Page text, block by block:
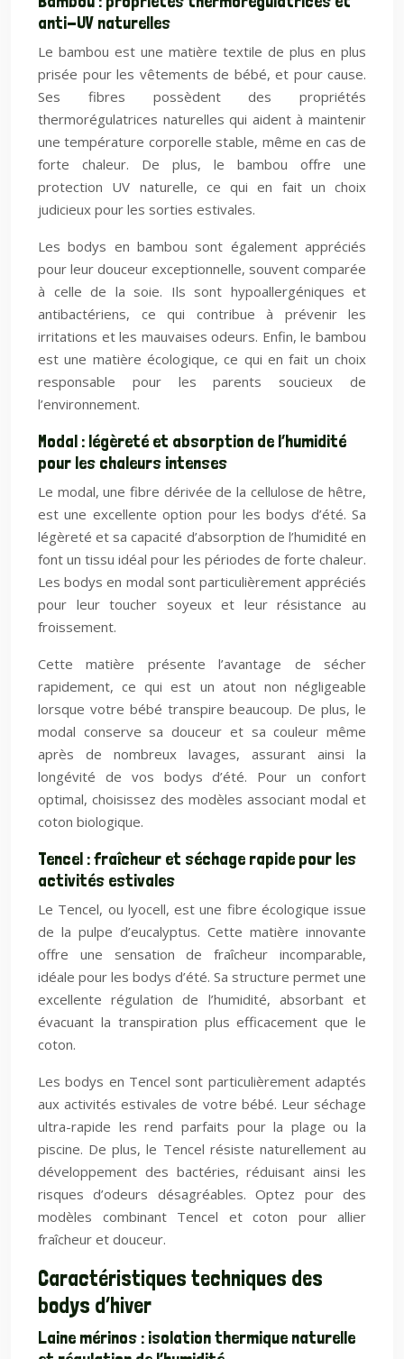
anti-UV naturelles
Le bambou est une matière textile de plus en plus
prisée pour les vêtements de bébé, et pour cause.
Ses fibres possèdent des propriétés
thermorégulatrices naturelles qui aident à maintenir
une température corporelle stable, même en cas de
forte chaleur. De plus, le bambou offre une
protection UV naturelle, ce qui en fait un choix
judicieux pour les sorties estivales.
Les bodys en bambou sont également appréciés
pour leur douceur exceptionnelle, souvent comparée
à celle de la soie. Ils sont hypoallergéniques et
antibactériens, ce qui contribue à prévenir les
irritations et les mauvaises odeurs. Enfin, le bambou
est une matière écologique, ce qui en fait un choix
responsable pour les parents soucieux de
l’environnement.
Modal : légèreté et absorption de l’humidité
pour les chaleurs intenses
Le modal, une fibre dérivée de la cellulose de hêtre,
est une excellente option pour les bodys d’été. Sa
légèreté et sa capacité d’absorption de l’humidité en
font un tissu idéal pour les périodes de forte chaleur.
Les bodys en modal sont particulièrement appréciés
pour leur toucher soyeux et leur résistance au
froissement.
Cette matière présente l’avantage de sécher
rapidement, ce qui est un atout non négligeable
lorsque votre bébé transpire beaucoup. De plus, le
modal conserve sa douceur et sa couleur même
après de nombreux lavages, assurant ainsi la
longévité de vos bodys d’été. Pour un confort
optimal, choisissez des modèles associant modal et
coton biologique.
Tencel : fraîcheur et séchage rapide pour les
activités estivales
Le Tencel, ou lyocell, est une fibre écologique issue
de la pulpe d’eucalyptus. Cette matière innovante
offre une sensation de fraîcheur incomparable,
idéale pour les bodys d’été. Sa structure permet une
excellente régulation de l’humidité, absorbant et
évacuant la transpiration plus efficacement que le
coton.
Les bodys en Tencel sont particulièrement adaptés
aux activités estivales de votre bébé. Leur séchage
ultra-rapide les rend parfaits pour la plage ou la
piscine. De plus, le Tencel résiste naturellement au
développement des bactéries, réduisant ainsi les
risques d’odeurs désagréables. Optez pour des
modèles combinant Tencel et coton pour allier
fraîcheur et douceur.
Caractéristiques techniques des
bodys d’hiver
Laine mérinos : isolation thermique naturelle